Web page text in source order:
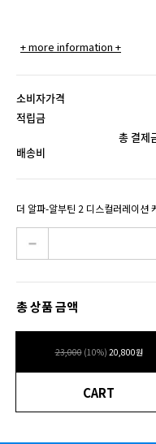
+ more information +
소비자가격
적립금
배송비
총 결제
더 알파-알부틴 2 디스컬러레이션
총 상품 금액
23,000 (10%) 20,800원
CART